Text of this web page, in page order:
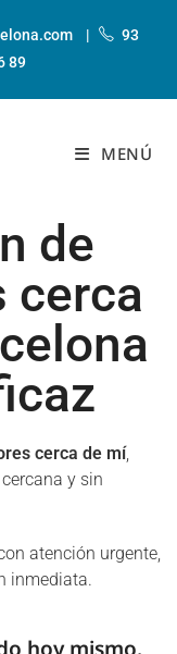
|
93
89
MENÚ
de
cerca
cerca de mí,
y sin
atención urgente,
inmediata.